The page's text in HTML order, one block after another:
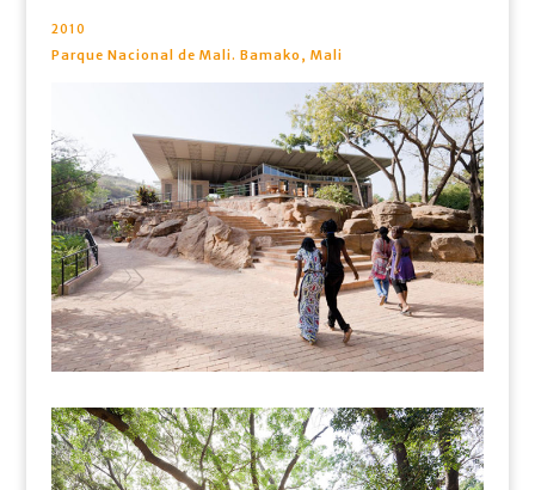
2010
Parque Nacional de Mali. Bamako, Mali